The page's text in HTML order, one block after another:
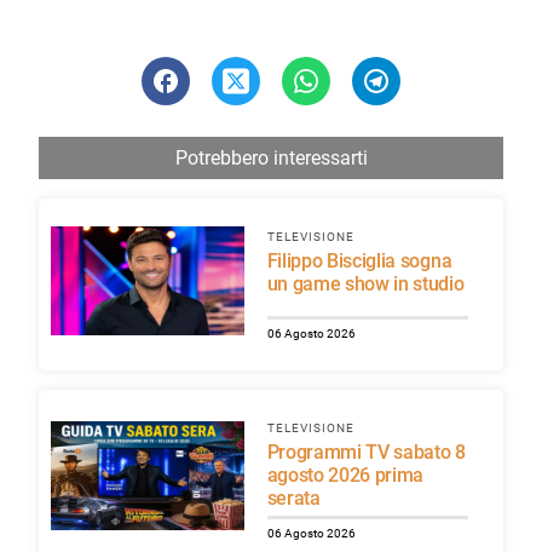
Potrebbero interessarti
TELEVISIONE
Filippo Bisciglia sogna
un game show in studio
06 Agosto 2026
TELEVISIONE
Programmi TV sabato 8
agosto 2026 prima
serata
06 Agosto 2026